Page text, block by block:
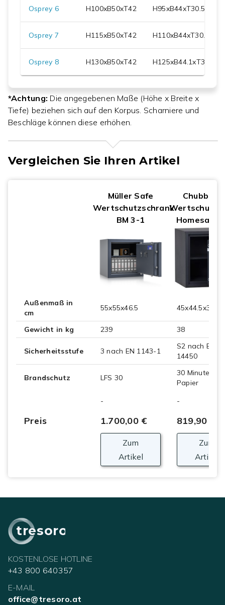
Osprey 6 H100xB50xT42 H95xB44xT30.5
Osprey 7 H115xB50xT42 H110xB44xT30.5
Osprey 8 H130xB50xT42 H125xB44.1xT30.7
*Achtung: Die angegebenen Maße (Höhe x Breite x
Tiefe) beziehen sich auf den Korpus. Scharniere und
Beschläge können diese erhöhen.
Vergleichen Sie Ihren Artikel
Müller Safe
Wertschutzschrank
BM 3-1
Homesafe
Außenmaß in
cm
55x55x46.5 45x44.5x39
Gewicht in kg 239 38
Sicherheitsstufe 3 nach EN 1143-1
S2 nach EN
14450
Brandschutz LFS 30
30 Minuten
Papier
-
-
Preis 1.700,00 € 819,90 €
Zum
Artikel
Zum
Artikel
tresoro
KOSTENLOSE HOTLINE
+43 800 640357
E-MAIL
office@tresoro.at